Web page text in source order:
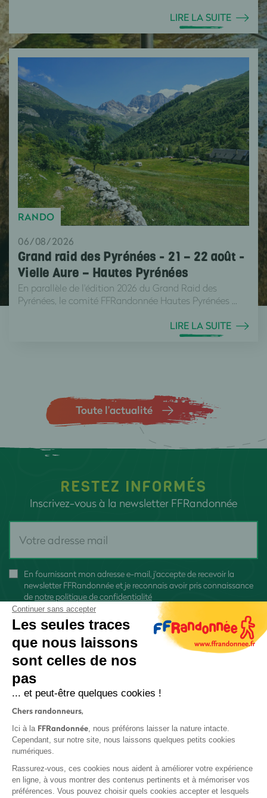
LIRE LA SUITE
RANDO
06/08/2026
Grand raid des Pyrénées - 21 – 22 août -
Vielle Aure – Hautes Pyrénées
En parallèle de l'édition 2026 du Grand Raid des
Pyrénées, le comité FFRandonnée Hautes Pyrénées ...
LIRE LA SUITE
Toute l’actualité
RESTEZ INFORMÉS
Inscrivez-vous à la newsletter FFRandonnée
En fournissant mon adresse e-mail, j'accepte de recevoir la
newsletter FFRandonnée et je reconnais avoir pris connaissance
de notre politique de confidentialité
Protection des données
Politique de confidentialité
Continuer sans accepter
Les seules traces
que nous laissons
sont celles de nos
pas
... et peut-être quelques cookies !
Chers randonneurs,
Ici à la FFRandonnée, nous préférons laisser la nature intacte.
Cependant, sur notre site, nous laissons quelques petits cookies
numériques.
Rassurez-vous, ces cookies nous aident à améliorer votre expérience
en ligne, à vous montrer des contenus pertinents et à mémoriser vos
préférences. Vous pouvez choisir quels cookies accepter et lesquels